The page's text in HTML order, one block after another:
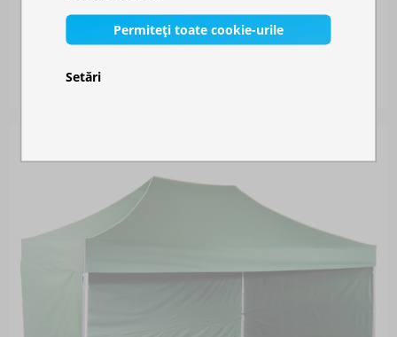
PAVILION DE GRĂDINĂ 3X3M - DIN ALUMINIU H...
Permiteți toate cookie-urile
Setări